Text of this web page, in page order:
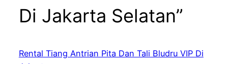
Di Jakarta Selatan”
Rental Tiang Antrian Pita Dan Tali Bludru VIP Di